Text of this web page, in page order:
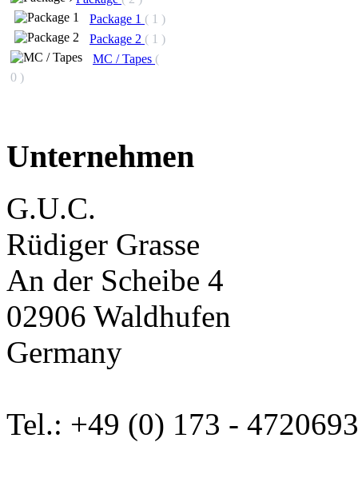
Package 1 ( 1 )
Package 2 ( 1 )
MC / Tapes (
0 )
Unternehmen
G.U.C.
Rüdiger Grasse
An der Scheibe 4
02906 Waldhufen
Germany
Tel.: +49 (0) 173 - 4720693